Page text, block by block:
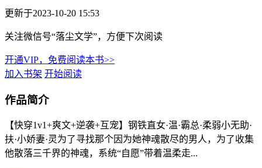
更新于2023-10-20 15:53
关注微信号“落尘文学”，方便下次阅读
开通VIP，免费阅读本书>>
加入书架 开始阅读
作品简介
【快穿1v1+爽文+逆袭+互宠】钢铁直女·温·霸总·柔弱小无助·
扶·小娇妻·灵为了寻找那个因为她神魂散尽的男人，为了收集
他散落三千界的神魂，系统“自愿”带着温柔走...